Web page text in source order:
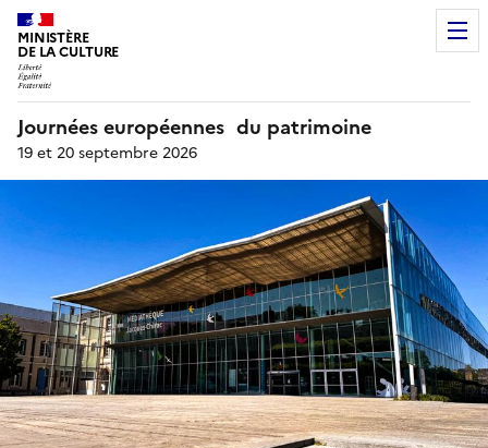
MINISTÈRE
DE LA CULTURE
Journées européennes du patrimoine
19 et 20 septembre 2026